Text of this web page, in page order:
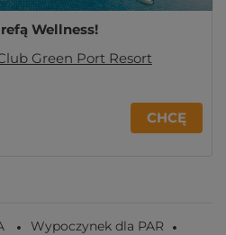
Wellness!
Green Port Resort
CHCĘ
Wypoczynek dla PAR